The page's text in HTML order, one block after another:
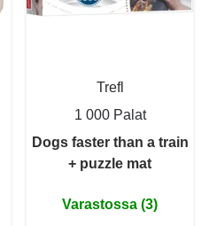
Trefl
1 000 Palat
Dogs faster than a train
+ puzzle mat
Varastossa (3)